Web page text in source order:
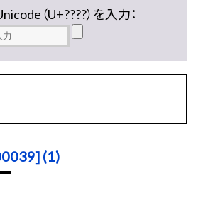
（U+????）を入力：
(1)